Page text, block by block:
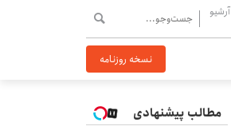
آرشیو
نسخه روزنامه
مطالب پیشنهادی